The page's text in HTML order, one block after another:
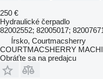
250 €
Hydraulické čerpadlo
82002552; 82005017;
Írsko, Courtmacsherry
COURTMACSHERRY
Obráťte sa na predajcu